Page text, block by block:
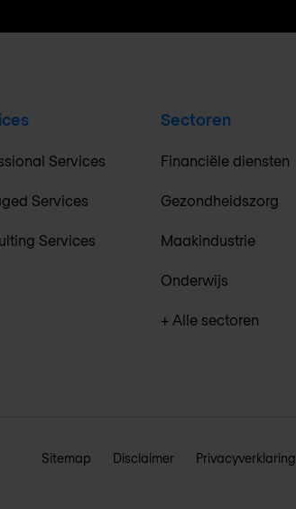
Services
Services
Services
Sectoren
Financiële diensten
Gezondheidszorg
Maakindustrie
Onderwijs
+ Alle sectoren
Sitemap Disclaimer Privacyverklaring